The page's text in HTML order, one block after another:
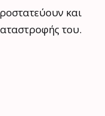
και
του.